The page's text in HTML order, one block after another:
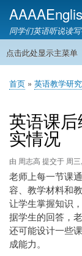
同学们英语听说读
主
航
点击此处显示主菜单
首页
英语网课
教材精讲
英语语音
英语语法
英语词汇
雅思托福
英语教学
教育资讯
英语家教
联系我们
面
屑
首页 英语教学研究
英语课
实情况
由 周志高提交于 周
老师上每一节课
容、教学材料和
让学生掌握知识
据学生的回答，
还可能设计一些
成能力。